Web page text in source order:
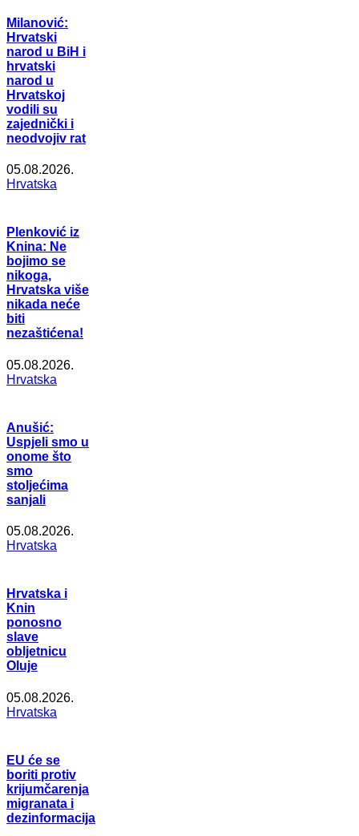
Milanović:
Hrvatski
narod u BiH i
hrvatski
narod u
Hrvatskoj
vodili su
zajednički i
neodvojiv rat
05.08.2026.
Hrvatska
Plenković iz
Knina: Ne
bojimo se
nikoga,
Hrvatska više
nikada neće
biti
nezaštićena!
05.08.2026.
Hrvatska
Anušić:
Uspjeli smo u
onome što
smo
stoljećima
sanjali
05.08.2026.
Hrvatska
Hrvatska i
Knin
ponosno
slave
obljetnicu
Oluje
05.08.2026.
Hrvatska
EU će se
boriti protiv
krijumčarenja
migranata i
dezinformacija